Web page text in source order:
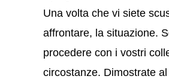
Una volta che vi siete
affrontare, la situazione.
procedere con i vostri
circostanze. Dimostrate